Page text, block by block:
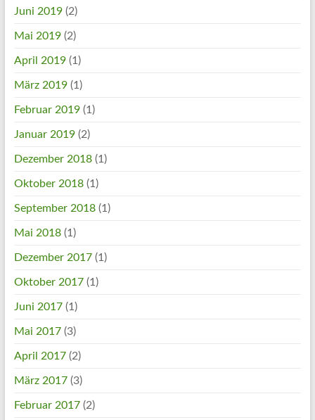
Juni 2019(2)
Mai 2019(2)
April 2019(1)
März 2019(1)
Februar 2019(1)
Januar 2019(2)
Dezember 2018(1)
Oktober 2018(1)
September 2018(1)
Mai 2018(1)
Dezember 2017(1)
Oktober 2017(1)
Juni 2017(1)
Mai 2017(3)
April 2017(2)
März 2017(3)
Februar 2017(2)